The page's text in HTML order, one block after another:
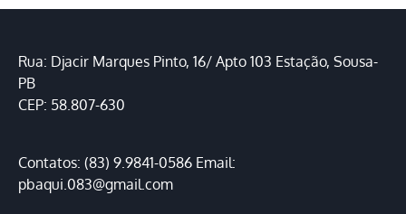
Rua: Djacir Marques Pinto, 16/ Apto 103 Estação, Sousa-
PB
CEP: 58.807-630
Contatos: (83) 9.9841-0586 Email:
pbaqui.083@gmail.com